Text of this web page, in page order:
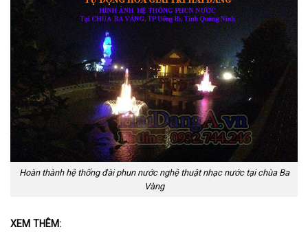
Hoàn thành hệ thống đài phun nước nghệ thuật nhạc nước tại chùa Ba
Vàng
XEM THÊM: